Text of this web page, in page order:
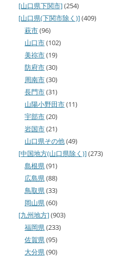
[山口県下関市](254)
[山口県(下関市除く)](409)
萩市(96)
山口市(102)
美祢市(19)
防府市(30)
周南市(30)
長門市(31)
山陽小野田市(11)
宇部市(20)
岩国市(21)
山口県その他(49)
[中国地方(山口県除く)](273)
島根県(91)
広島県(88)
鳥取県(33)
岡山県(60)
[九州地方](903)
福岡県(233)
佐賀県(95)
大分県(90)